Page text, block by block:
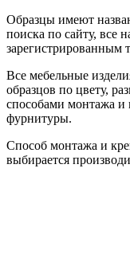
Образцы имеют
поиска по сайту, все
зарегистрированным
Все мебельные
образцов по цвету,
способами монтажа
фурнитуры.
Способ монтажа и
выбирается